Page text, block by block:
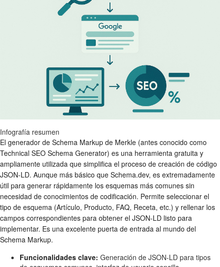
Infografía resumen
El generador de Schema Markup de Merkle (antes conocido como
Technical SEO Schema Generator) es una herramienta gratuita y
ampliamente utilizada que simplifica el proceso de creación de código
JSON-LD. Aunque más básico que Schema.dev, es extremadamente
útil para generar rápidamente los esquemas más comunes sin
necesidad de conocimientos de codificación. Permite seleccionar el
tipo de esquema (Artículo, Producto, FAQ, Receta, etc.) y rellenar los
campos correspondientes para obtener el JSON-LD listo para
implementar. Es una excelente puerta de entrada al mundo del
Schema Markup.
Funcionalidades clave: Generación de JSON-LD para tipos